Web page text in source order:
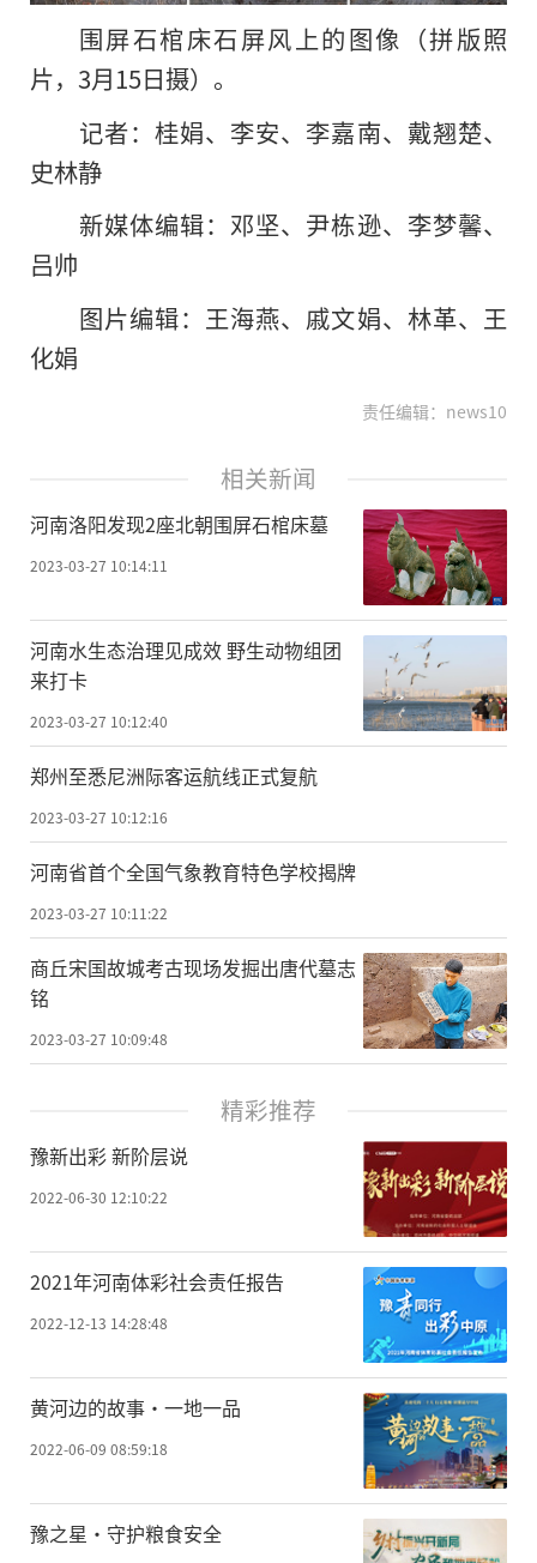
围屏石棺床石屏风上的图像（拼版照
片，3月15日摄）。
记者：桂娟、李安、李嘉南、戴翘楚、
史林静
新媒体编辑：邓坚、尹栋逊、李梦馨、
吕帅
图片编辑：王海燕、戚文娟、林革、王
化娟
责任编辑：news10
相关新闻
河南洛阳发现2座北朝围屏石棺床墓
2023-03-27 10:14:11
河南水生态治理见成效 野生动物组团
来打卡
2023-03-27 10:12:40
郑州至悉尼洲际客运航线正式复航
2023-03-27 10:12:16
河南省首个全国气象教育特色学校揭牌
2023-03-27 10:11:22
商丘宋国故城考古现场发掘出唐代墓志
铭
2023-03-27 10:09:48
精彩推荐
豫新出彩 新阶层说
2022-06-30 12:10:22
2021年河南体彩社会责任报告
2022-12-13 14:28:48
黄河边的故事·一地一品
2022-06-09 08:59:18
豫之星·守护粮食安全